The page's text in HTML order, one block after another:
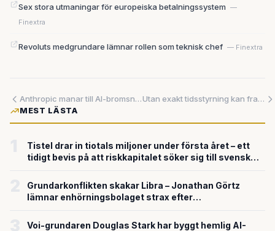
Sex stora utmaningar för europeiska betalningssystem —
Finextra
Revoluts medgrundare lämnar rollen som teknisk chef — Finextra
Anthropic manar till AI-bromsning — och placerar samtidigt egna ingenjörer hos NSA för offensiva cyberoperationer
Utan exakt tidsstyrning kan framtidens robotar inte litas på – men branschen underskattar problemet
MEST LÄSTA
Tistel drar in tiotals miljoner under första året – ett
tidigt bevis på att riskkapitalet söker sig till svensk
Grundarkonflikten skakar Libra – Jonathan Görtz
lämnar enhörningsbolaget strax efter
Voi-grundaren Douglas Stark har byggt hemlig AI-